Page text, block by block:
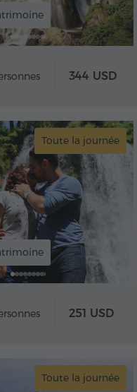
344 USD
Toute la journée
251 USD
Toute la journée